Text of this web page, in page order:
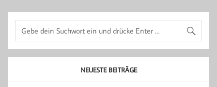
NEUESTE BEITRÄGE